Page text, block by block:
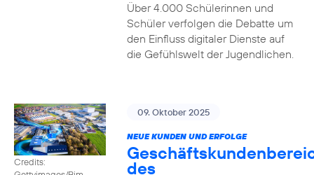
Über 4.000 Schülerinnen und
Schüler verfolgen die Debatte um
den Einfluss digitaler Dienste auf
die Gefühlswelt der Jugendlichen.
Credits:
09. Oktober 2025
NEUE KUNDEN UND ERFOLGE
des